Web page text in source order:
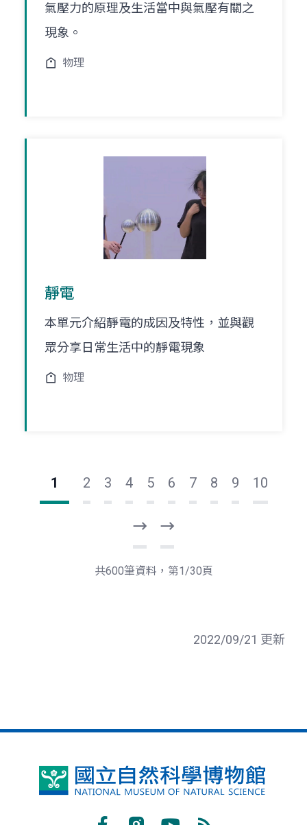
氣壓力的原理及生活當中與氣壓有關之
現象。
物理
靜電
本單元介紹靜電的成因及特性，並與觀
眾分享日常生活中的靜電現象
物理
1 2 3 4 5 6 7 8 9 10
一
頁
後
一
共600筆資料，第1/30頁
2022/09/21 更新
國